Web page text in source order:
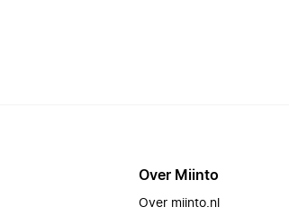
Over Miinto
Over miinto.nl